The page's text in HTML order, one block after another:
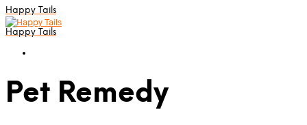
Happy Tails
Happy Tails
Pet Remedy